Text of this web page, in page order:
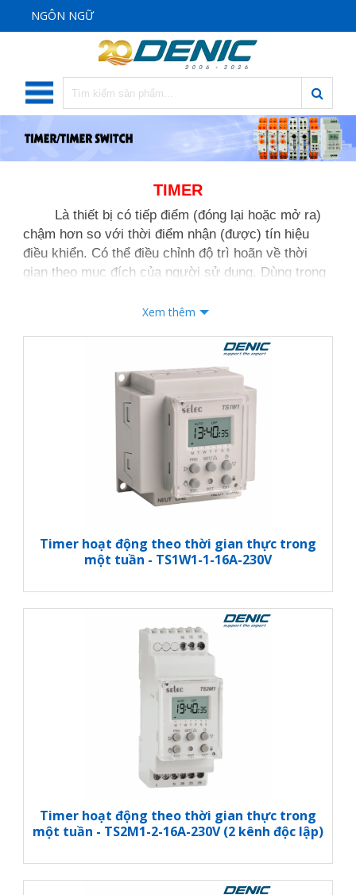
NGÔN NGỮ
TIMER
Là thiết bị có tiếp điểm (đóng lại hoặc mở ra)
chậm hơn so với thời điểm nhận (được) tín hiệu
điều khiển. Có thể điều chỉnh độ trì hoãn về thời
gian theo mục đích của người sử dụng. Dùng trong
điều khiển các quá trình công nghệ. Timer có chức
hiệu từ một thiết bị này sang một thiết bị khác.
Timer đóng vai trò rất quan trọng quyết định
việc cài đặt thời gian của một hệ thống như thế nào
là tốt. Đồng thời, chúng quyết định đến tính linh hoạt
của cả một hệ thống. Khi lựa chọn sử dụng, lắp đặt
Timer thì người dùng và đặc biệt là các kỹ sư nhà
thầu luôn lựa chọn kĩ lưỡng nhất thiết bị timer để có
Xem thêm
Timer hoạt động theo thời gian thực trong
một tuần - TS1W1-1-16A-230V
Timer hoạt động theo thời gian thực trong
một tuần - TS2M1-2-16A-230V (2 kênh độc lập)